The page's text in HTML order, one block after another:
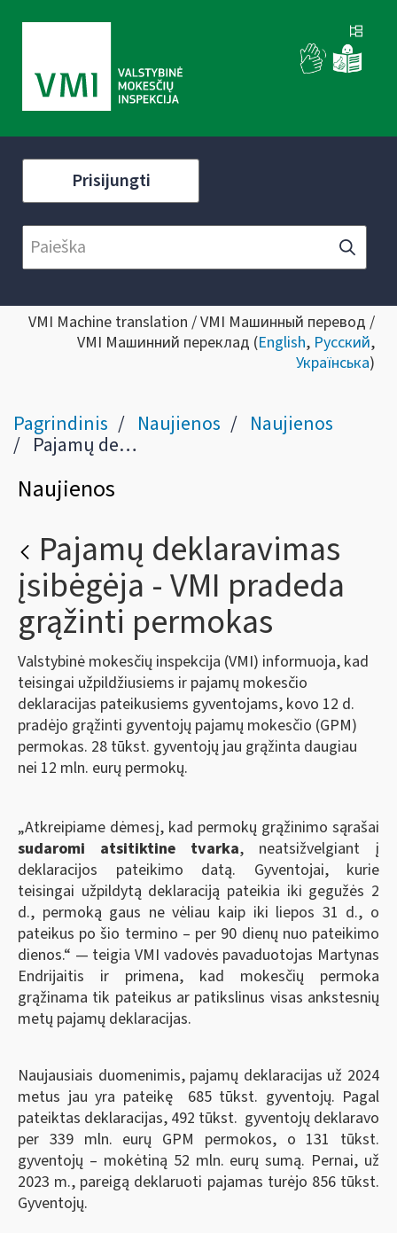
Prisijungti
VMI Machine translation / VMI Машинный перевод /
VMI Машинний переклад (English, Русский,
Українська)
Pagrindinis Naujienos Naujienos
Pajamų deklaravimas įsibėgėja - VMI pradeda grąžinti permokas
Naujienos
Pajamų deklaravimas
įsibėgėja - VMI pradeda
grąžinti permokas
Valstybinė mokesčių inspekcija (VMI) informuoja, kad
teisingai užpildžiusiems ir pajamų mokesčio
deklaracijas pateikusiems gyventojams, kovo 12 d.
pradėjo grąžinti gyventojų pajamų mokesčio (GPM)
permokas. 28 tūkst. gyventojų jau grąžinta daugiau
nei 12 mln. eurų permokų.
„Atkreipiame dėmesį, kad permokų grąžinimo sąrašai
sudaromi atsitiktine tvarka, neatsižvelgiant į
deklaracijos pateikimo datą. Gyventojai, kurie
teisingai užpildytą deklaraciją pateikia iki gegužės 2
d., permoką gaus ne vėliau kaip iki liepos 31 d., o
pateikus po šio termino – per 90 dienų nuo pateikimo
dienos.“ — teigia VMI vadovės pavaduotojas Martynas
Endrijaitis ir primena, kad mokesčių permoka
grąžinama tik pateikus ar patikslinus visas ankstesnių
metų pajamų deklaracijas.
Naujausiais duomenimis, pajamų deklaracijas už 2024
metus jau yra pateikę 685 tūkst. gyventojų. Pagal
pateiktas deklaracijas, 492 tūkst. gyventojų deklaravo
per 339 mln. eurų GPM permokos, o 131 tūkst.
gyventojų – mokėtiną 52 mln. eurų sumą. Pernai, už
2023 m., pareigą deklaruoti pajamas turėjo 856 tūkst.
Gyventojų.